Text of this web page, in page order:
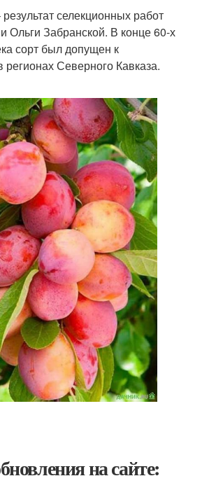
селекционных работ
Ольги Забранской. В конце 60-х
сорт был допущен к
регионах Северного Кавказа.
на сайте: